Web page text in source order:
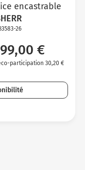
encastrable
26
€
participation 30,20 €